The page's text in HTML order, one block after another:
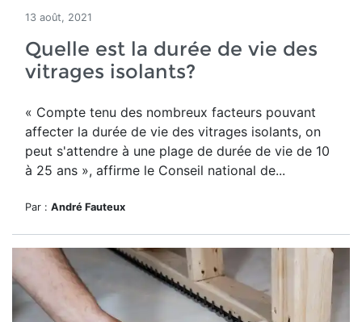
13 août, 2021
Quelle est la durée de vie des
vitrages isolants?
« Compte tenu des nombreux facteurs pouvant
affecter la durée de vie des vitrages isolants, on
peut s'attendre à une plage de durée de vie de 10
à 25 ans », affirme le Conseil national de...
Par : André Fauteux